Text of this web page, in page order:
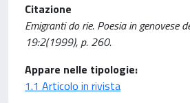
Citazione
Emigranti do rie. Poesia in genovese
19:2(1999), p. 260.
Appare nelle tipologie:
1.1 Articolo in rivista